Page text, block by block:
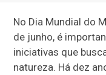
No Dia Mundial do
de junho, é
iniciativas que
natureza. Há dez